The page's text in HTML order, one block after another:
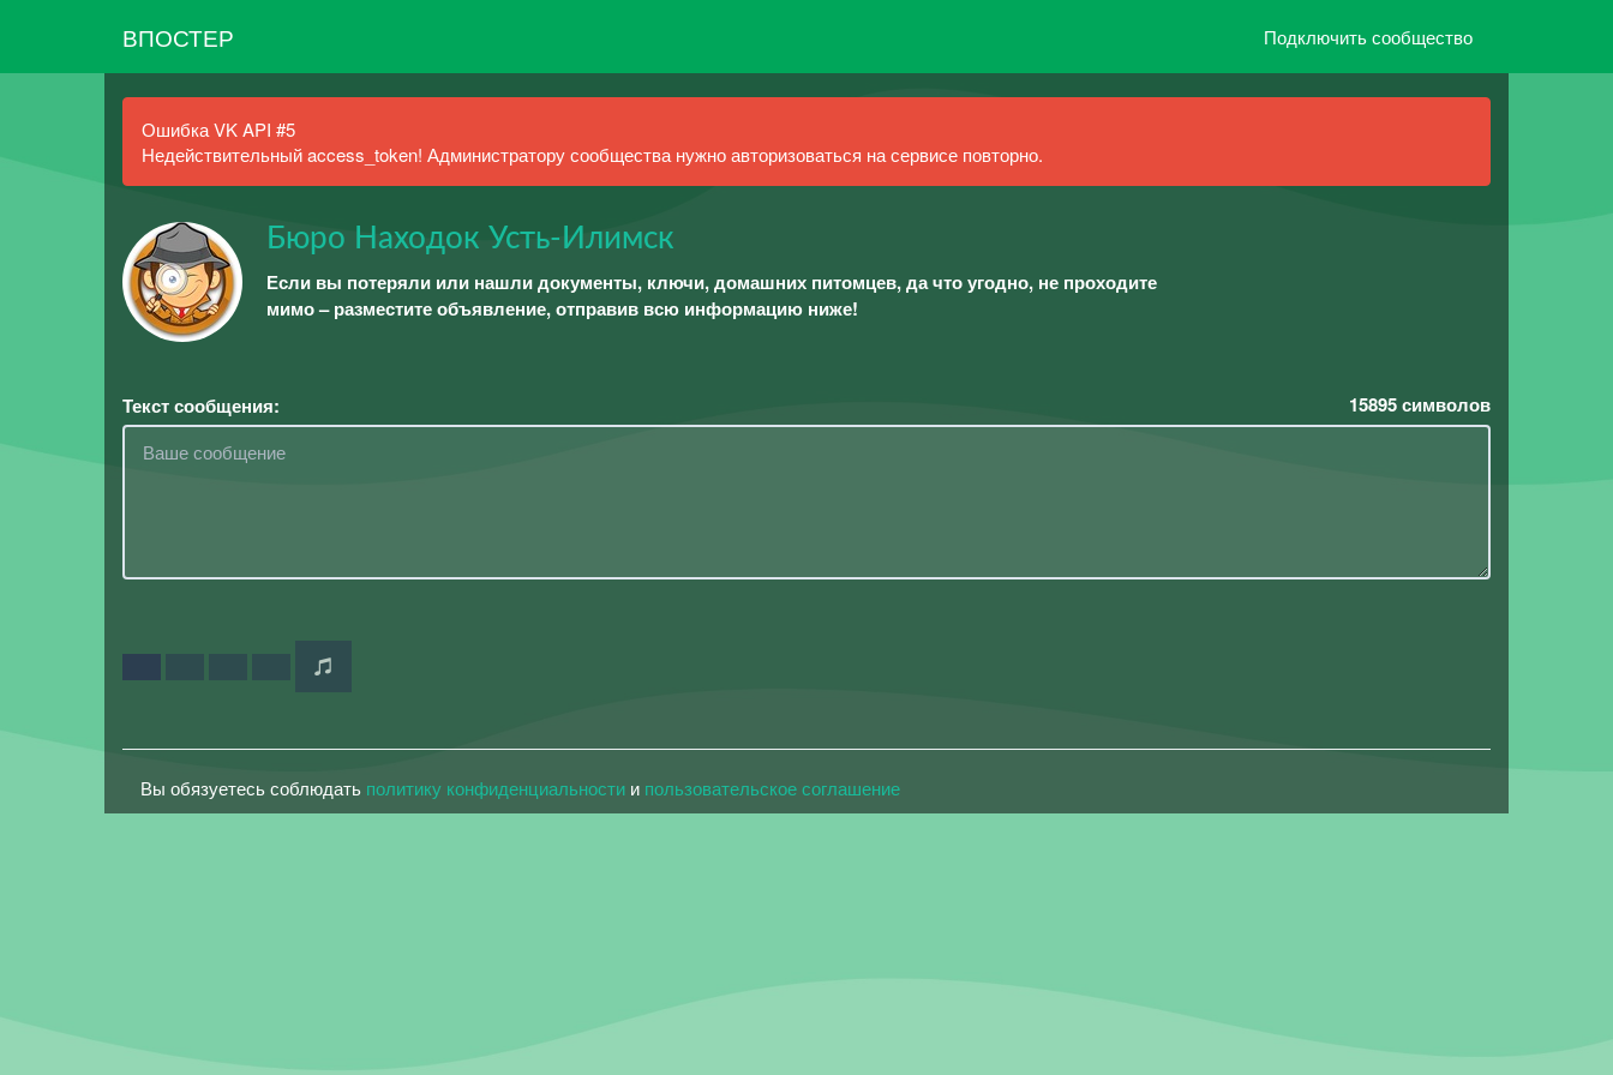
ВПОСТЕР Подключить сообщество
Ошибка VK API #5
Недействительный access_token! Администратору сообщества нужно авторизоваться на сервисе повторно.
Бюро Находок Усть-Илимск
Если вы потеряли или нашли документы, ключи, домашних питомцев, да что угодно, не проходите
мимо – разместите объявление, отправив всю информацию ниже!
Текст сообщения: 15895символов
Вы обязуетесь соблюдать политику конфиденциальности и пользовательское соглашение